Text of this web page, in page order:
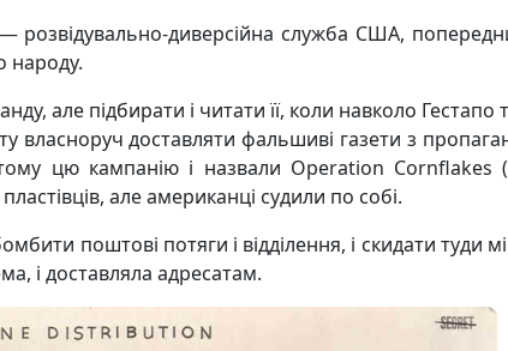
розвідувально-диверсійна служба США,
народу.
але підбирати і читати її, коли навколо Гестапо
власноруч доставляти фальшиві газети з
цю кампанію і назвали Operation Cornflakes
але американці судили по собі.
поштові потяги і відділення, і скидати
і доставляла адресатам.